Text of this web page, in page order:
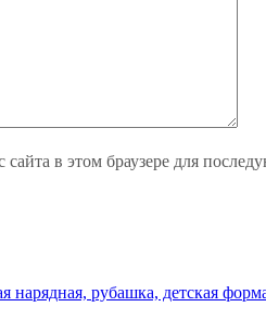
в этом браузере для